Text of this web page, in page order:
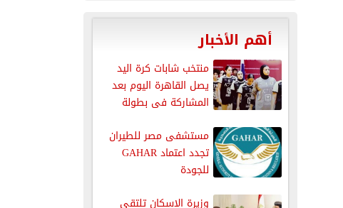
أهم الأخبار
منتخب شابات كرة اليد
يصل القاهرة اليوم بعد
المشاركة فى بطولة
مستشفى مصر للطيران
تجدد اعتماد GAHAR
للجودة
وزيرة الإسكان تلتقى